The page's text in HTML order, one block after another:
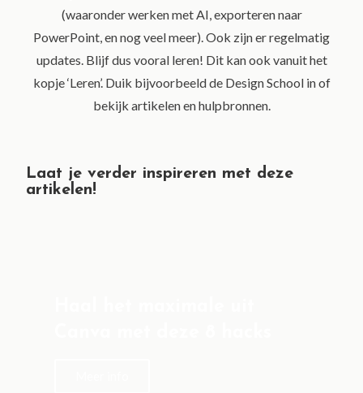
(waaronder werken met AI, exporteren naar
PowerPoint, en nog veel meer). Ook zijn er regelmatig
updates. Blijf dus vooral leren! Dit kan ook vanuit het
kopje ‘Leren’. Duik bijvoorbeeld de Design School in of
bekijk artikelen en hulpbronnen.
Laat je verder inspireren met deze
artikelen!